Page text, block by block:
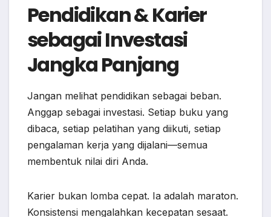
Pendidikan & Karier
sebagai Investasi
Jangka Panjang
Jangan melihat pendidikan sebagai beban.
Anggap sebagai investasi. Setiap buku yang
dibaca, setiap pelatihan yang diikuti, setiap
pengalaman kerja yang dijalani—semua
membentuk nilai diri Anda.
Karier bukan lomba cepat. Ia adalah maraton.
Konsistensi mengalahkan kecepatan sesaat.